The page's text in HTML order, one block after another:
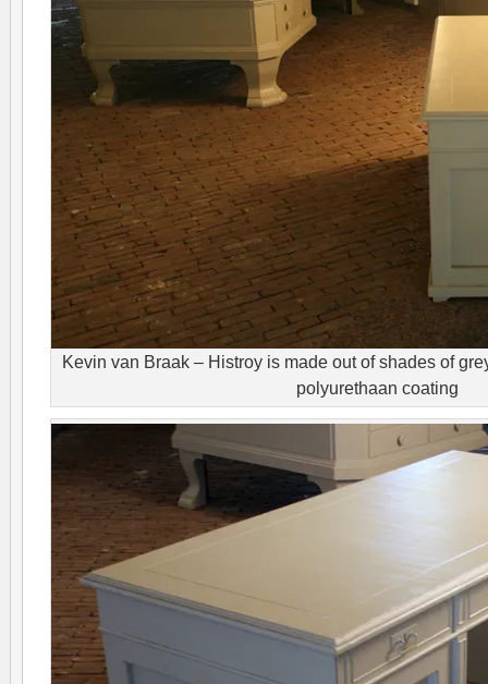
Kevin van Braak – Histroy is made out of shades of
polyurethaan coating